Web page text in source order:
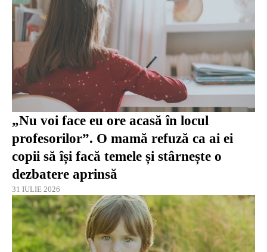
„Nu voi face eu ore acasă în locul
profesorilor”. O mamă refuză ca ai ei
copii să își facă temele și stârnește o
dezbatere aprinsă
31 IULIE 2026